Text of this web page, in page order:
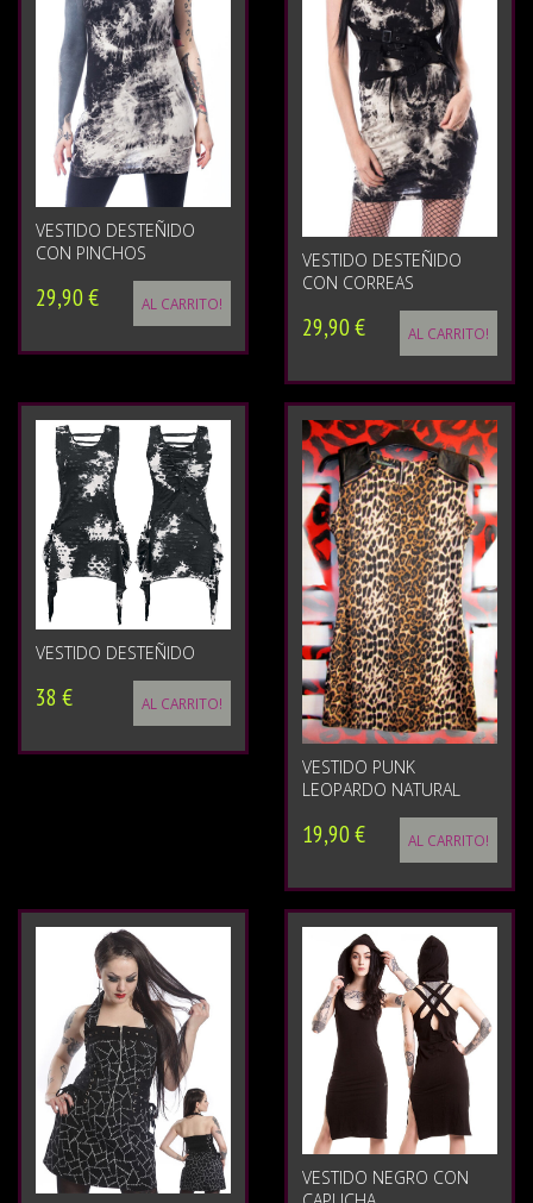
VESTIDO DESTEÑIDO
CON PINCHOS
29,90 € AL CARRITO!
VESTIDO DESTEÑIDO
CON CORREAS
29,90 € AL CARRITO!
VESTIDO DESTEÑIDO
38 € AL CARRITO!
VESTIDO PUNK
LEOPARDO NATURAL
19,90 € AL CARRITO!
VESTIDO NEGRO CON